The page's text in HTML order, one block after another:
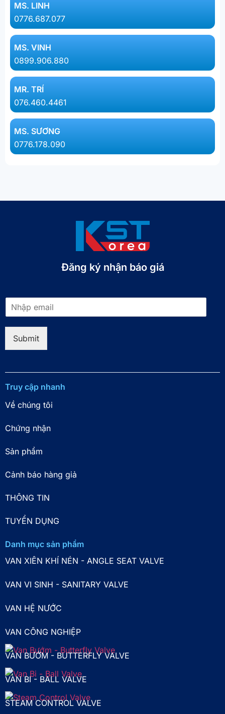
MS. LINH​
0776.687.077​
MS. VINH
0899.906.880
MR. TRÍ
076.460.4461
MS. SƯƠNG
0776.178.090
Đăng ký nhận báo giá​
m
*
Submit
Truy cập nhanh
Về chúng tôi
Chứng nhận
Sản phẩm
Cảnh báo hàng giả
THÔNG TIN
TUYỂN DỤNG
Danh mục sản phẩm
VAN XIÊN KHÍ NÉN - ANGLE SEAT VALVE
VAN VI SINH - SANITARY VALVE
VAN HỆ NƯỚC
VAN CÔNG NGHIỆP
VAN BƯỚM - BUTTERFLY VALVE
VAN BI - BALL VALVE
STEAM CONTROL VALVE